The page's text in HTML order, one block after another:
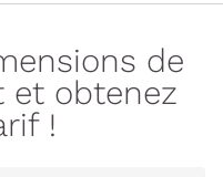
de
et obtenez
!